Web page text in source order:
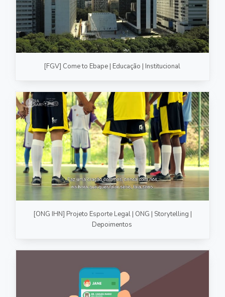
[FGV] Come to Ebape | Educação | Institucional
[ONG IHN] Projeto Esporte Legal | ONG | Storytelling |
Depoimentos